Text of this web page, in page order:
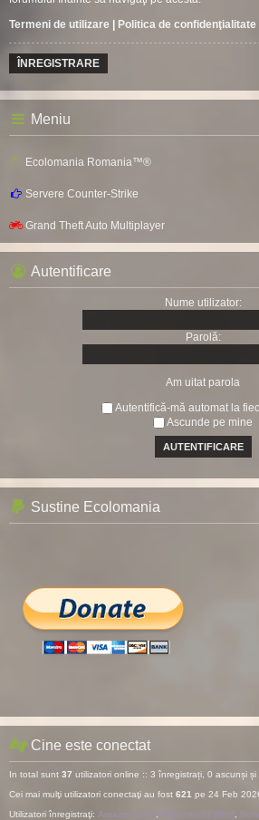
Termeni de utilizare | Politica de confidenţialitate
ÎNREGISTRARE
Meniu
Ecolomania Romania™®
Servere Counter-Strike
Grand Theft Auto Multiplayer
Autentificare
Nume utilizator:
Parolă:
Am uitat parola
Autentifică-mă automat la
Ascunde pe mine
Sustine Ecolomania
Cine este conectat
In total sunt 37 utilizatori online :: 3 înregistrați, 0 ascunși și
Cei mai mulţi utilizatori conectaţi au fost 621 pe 24 Feb
Utilizatori înregistraţi: Amazon [Bot] Majestic-12 [Bot]